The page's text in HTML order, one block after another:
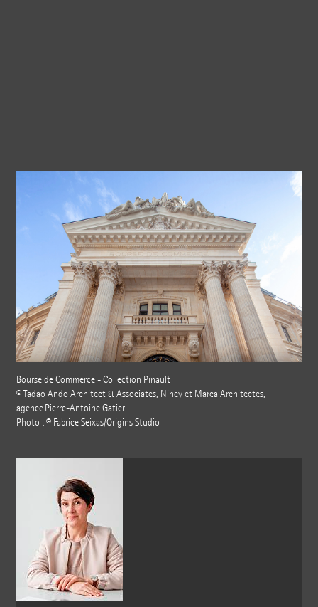
Bourse de Commerce - Collection Pinault
© Tadao Ando Architect & Associates, Niney et Marca Architectes,
agence Pierre-Antoine Gatier.
Photo : © Fabrice Seixas/Origins Studio